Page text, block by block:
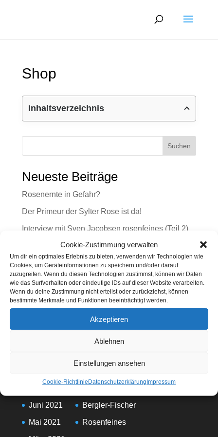
Cookie-Zustimmung verwalten
Um dir ein optimales Erlebnis zu bieten, verwenden wir Technologien wie
Cookies, um Geräteinformationen zu speichern und/oder darauf
zuzugreifen. Wenn du diesen Technologien zustimmst, können wir Daten
wie das Surfverhalten oder eindeutige IDs auf dieser Website verarbeiten.
Wenn du deine Zustimmung nicht erteilst oder zurückziehst, können
bestimmte Merkmale und Funktionen beeinträchtigt werden.
Akzeptieren
Ablehnen
Einstellungen ansehen
Cookie-RichtlinieDatenschutzerklärungImpressum
Shop
Inhaltsverzeichnis
Suchen
Neueste Beiträge
Rosenernte in Gefahr?
Der Primeur der Sylter Rose ist da!
Interview mit Sven Jacobsen rosenfeines (Teil 2)
Interview mit Sven Jacobsen von rosenfeines
Schützt Rosenmarmelade vor Krebs?
Neueste Kommentare
Es sind keine Kommentare vorhanden.
Juni 2021
Mai 2021
Kategorien
Bergler-Fischer
Rosenfeines